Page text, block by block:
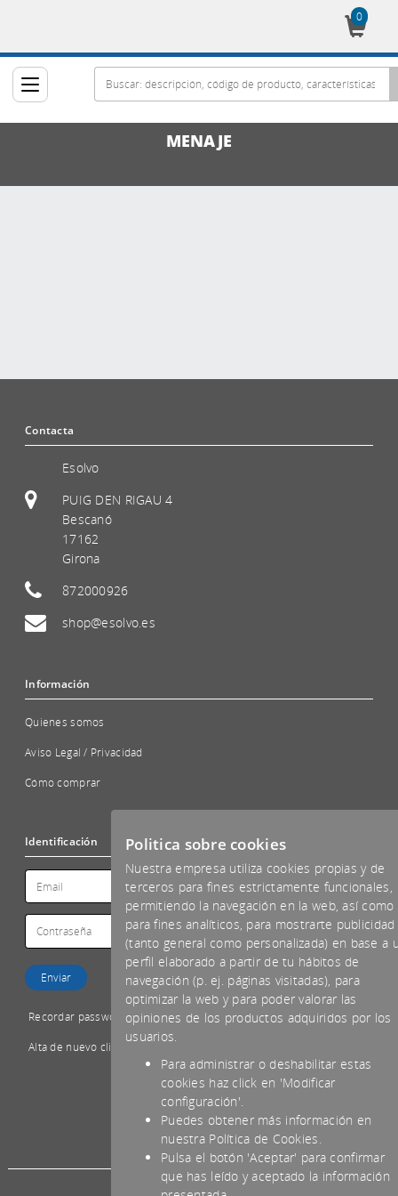
0
MENAJE
Contacta
Esolvo
PUIG DEN RIGAU 4
Bescanó
17162
Girona
872000926
shop@esolvo.es
Información
Quienes somos
Aviso Legal / Privacidad
Cómo comprar
Identificación
Recordar password
Alta de nuevo cliente
*IVA NO INCLUIDO
Politica sobre cookies
Nuestra empresa utiliza cookies propias y de
terceros para fines estrictamente funcionales,
permitiendo la navegación en la web, así como
para fines analíticos, para mostrarte publicidad
(tanto general como personalizada) en base a
perfil elaborado a partir de tu hábitos de
navegación (p. ej. páginas visitadas), para
optimizar la web y para poder valorar las
opiniones de los productos adquiridos por los
usuarios.
Para administrar o deshabilitar estas
cookies haz click en 'Modificar
configuración'.
Puedes obtener más información en
nuestra Política de Cookies.
Pulsa el botón 'Aceptar' para confirmar
que has leído y aceptado la información